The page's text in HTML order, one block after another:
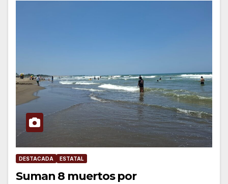
DESTACADA ESTATAL
Suman 8 muertos por